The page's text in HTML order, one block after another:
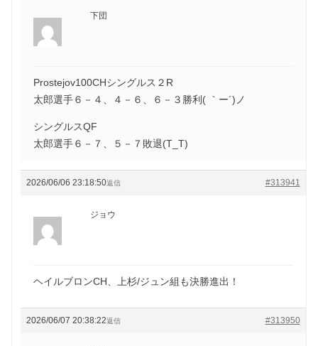
下団
Prostejov100CHシングルス２R
太郎選手６－４、４－６、６－３勝利( ｀ー´)ノ
シングルスQF
太郎選手６－７、５－７敗退(T_T)
2026/06/06 23:18:50 #313941
返信
ジョウ
ヘイルブロンCH、上杉/ジュン組も決勝進出！
2026/06/07 20:38:22 #313950
返信